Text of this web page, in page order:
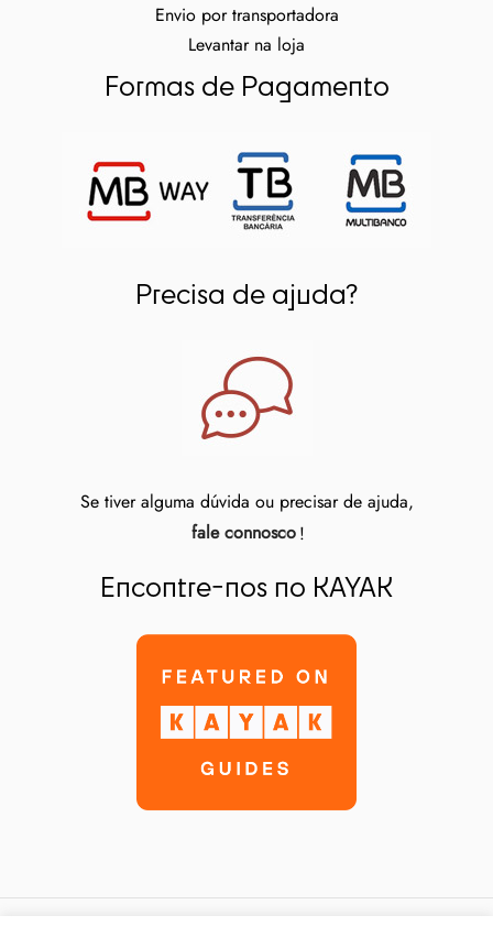
Envio por transportadora
Levantar na loja
Formas de Pagamento
Precisa de ajuda?
Se tiver alguma dúvida ou precisar de ajuda,
fale connosco!
Encontre-nos no KAYAK